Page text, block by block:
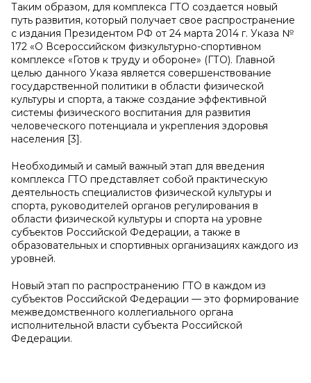
Таким образом, для комплекса ГТО создается новый
путь развития, который получает свое распространение
с издания Президентом РФ от 24 марта 2014 г. Указа №
172 «О Всероссийском физкультурно-спортивном
комплексе «Готов к труду и обороне» (ГТО). Главной
целью данного Указа является совершенствование
государственной политики в области физической
культуры и спорта, а также создание эффективной
системы физического воспитания для развития
человеческого потенциала и укрепления здоровья
населения [3].
Необходимый и самый важный этап для введения
комплекса ГТО представляет собой практическую
деятельность специалистов физической культуры и
спорта, руководителей органов регулирования в
области физической культуры и спорта на уровне
субъектов Российской Федерации, а также в
образовательных и спортивных организациях каждого из
уровней.
Новый этап по распространению ГТО в каждом из
субъектов Российской Федерации — это формирование
межведомственного коллегиального органа
исполнительной власти субъекта Российской
Федерации.